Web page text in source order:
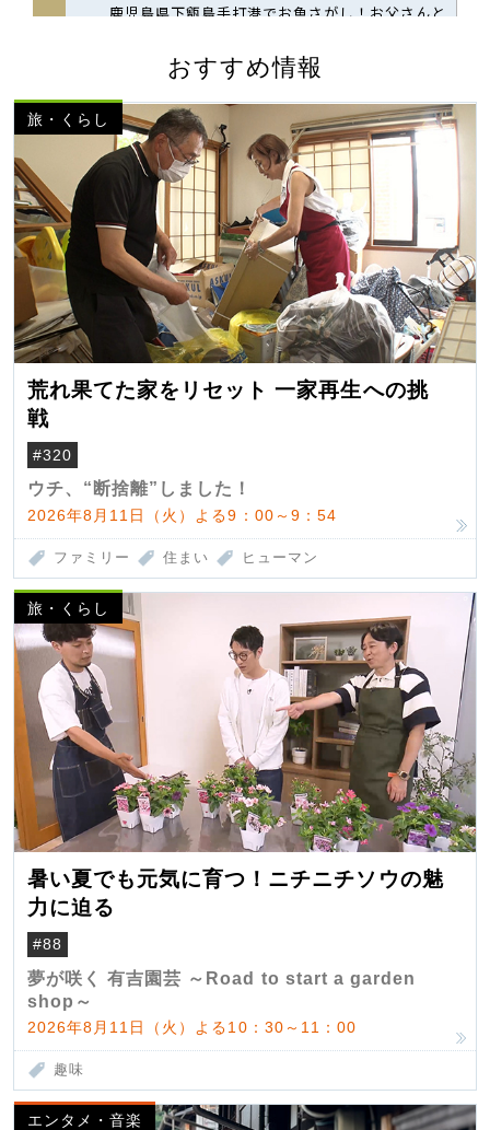
おすすめ情報
旅・くらし
荒れ果てた家をリセット 一家再生への挑
戦
#320
ウチ、“断捨離”しました！
2026年8月11日（火）よる9：00～9：54
ファミリー 住まい ヒューマン
旅・くらし
暑い夏でも元気に育つ！ニチニチソウの魅
力に迫る
#88
夢が咲く 有吉園芸 ～Road to start a garden
shop～
2026年8月11日（火）よる10：30～11：00
趣味
エンタメ・音楽